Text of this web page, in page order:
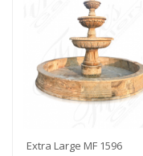
Extra Large MF 1596